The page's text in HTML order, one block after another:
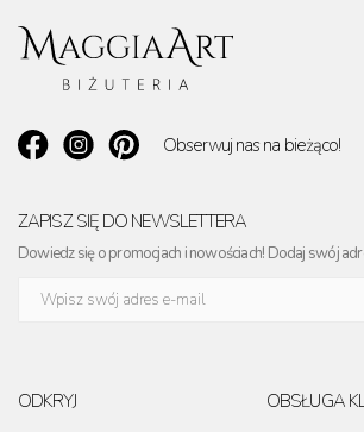
Obserwuj nas na bieżąco!
ZAPISZ SIĘ DO NEWSLETTERA
Dowiedz się o promocjach i nowościach! Dodaj swój
ODKRYJ OBSŁUGA